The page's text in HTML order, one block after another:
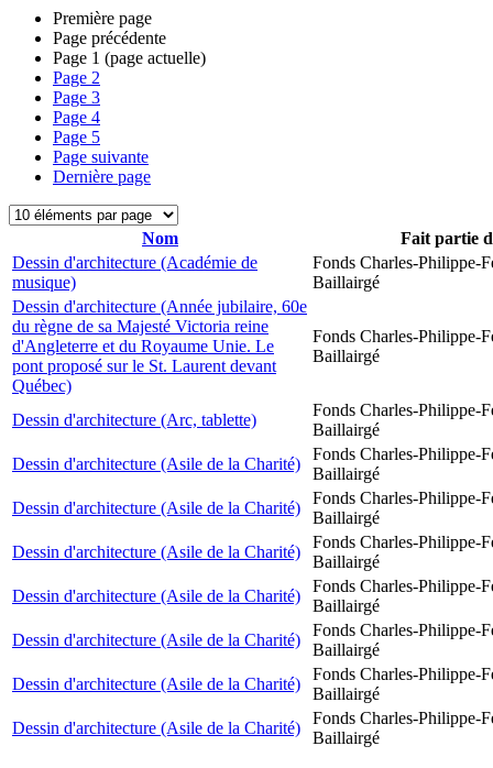
Première page
Page précédente
Page 1 (page actuelle)
Page 2
Page 3
Page 4
Page 5
Page suivante
Dernière page
Nom
Fait partie
Dessin d'architecture (Académie de
musique)
Fonds Charles-Philippe-
Baillairgé
Dessin d'architecture (Année jubilaire, 60e
du règne de sa Majesté Victoria reine
d'Angleterre et du Royaume Unie. Le
pont proposé sur le St. Laurent devant
Québec)
Fonds Charles-Philippe-
Baillairgé
Dessin d'architecture (Arc, tablette)
Fonds Charles-Philippe-
Baillairgé
Dessin d'architecture (Asile de la Charité)
Fonds Charles-Philippe-
Baillairgé
Dessin d'architecture (Asile de la Charité)
Fonds Charles-Philippe-
Baillairgé
Dessin d'architecture (Asile de la Charité)
Fonds Charles-Philippe-
Baillairgé
Dessin d'architecture (Asile de la Charité)
Fonds Charles-Philippe-
Baillairgé
Dessin d'architecture (Asile de la Charité)
Fonds Charles-Philippe-
Baillairgé
Dessin d'architecture (Asile de la Charité)
Fonds Charles-Philippe-
Baillairgé
Dessin d'architecture (Asile de la Charité)
Fonds Charles-Philippe-
Baillairgé